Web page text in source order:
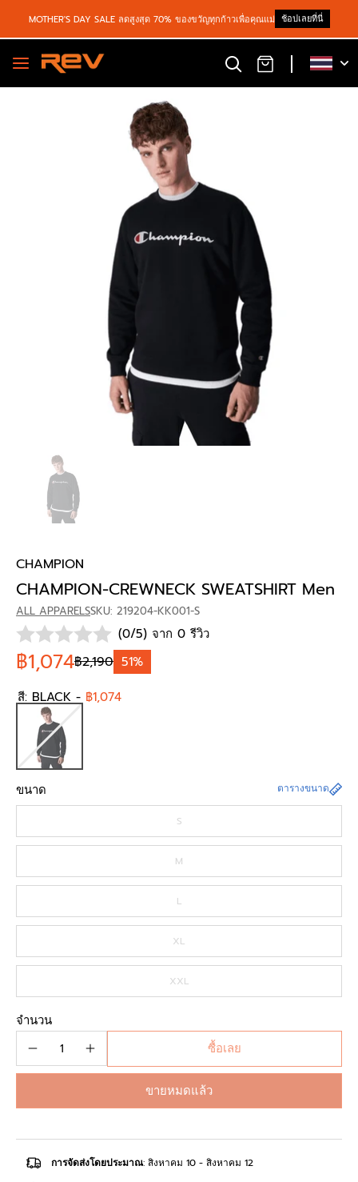
MOTHER'S DAY SALE ลดสูงสุด 70% ของขวัญทุกก้าวเพื่อคุณแม่ ช้อปเลยที่นี่
CHAMPION
CHAMPION-CREWNECK SWEATSHIRT Men
ALL APPARELSSKU: 219204-KK001-S
(0/5) จาก 0 รีวิว
฿1,074฿2,190 51%
สี: BLACK - ฿1,074
ขนาด ตารางขนาด
S
M
L
XL
XXL
จำนวน
ขายหมดแล้ว
ซื้อเลย
การจัดส่งโดยประมาณ: สิงหาคม 10 - สิงหาคม 12